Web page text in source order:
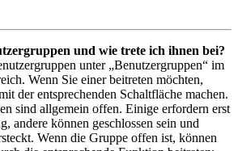
und wie trete ich ihnen bei?
unter „Benutzergruppen“ im
Wenn Sie einer beitreten möchten,
der entsprechenden Schaltfläche machen.
sind allgemein offen. Einige erfordern erst
andere können geschlossen sein und
Wenn die Gruppe offen ist, können